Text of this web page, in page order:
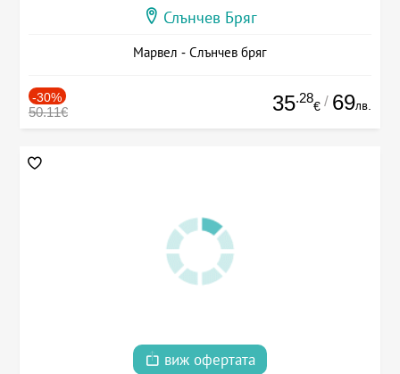
Слънчев Бряг
Марвел - Слънчев бряг
-30%
50.11€ 35.28
€ / 69лв.
виж офертата